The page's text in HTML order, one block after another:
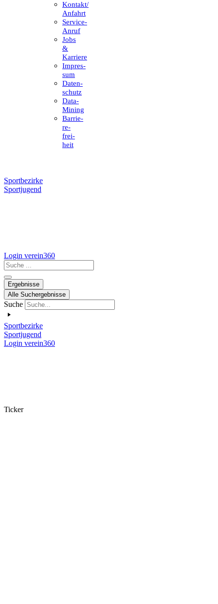
Kontakt/​​
Anfahrt
Service-
Anruf
Jobs
&
Karriere
Impres­
sum
Daten­
schutz
Data-
Mining
Barrie­
re­
frei­
heit
Sportbezirke
Sportjugend
Login verein360
Search
...
Ergebnisse
Alle Suchergebnisse
Suche
Sportbezirke
Sportjugend
Login verein360
Ticker